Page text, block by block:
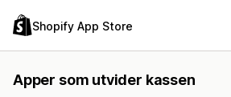
Shopify App Store
Apper som utvider kassen